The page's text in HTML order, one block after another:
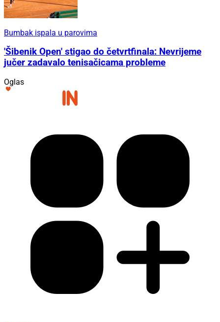
Bumbak ispala u parovima
'Šibenik Open' stigao do četvrtfinala: Nevrijeme
jučer zadavalo tenisačicama probleme
Oglas